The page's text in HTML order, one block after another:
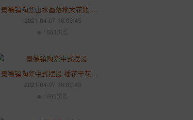
景德镇陶瓷山水画落地大花瓶 新中式客厅装饰品中国风酒店开业礼品
2021-04-07 16:06:45
1563浏览
景德镇陶瓷中式摆设 插花干花瓷瓶牡丹花开富贵大花瓶落地
2021-04-07 16:06:45
1909浏览